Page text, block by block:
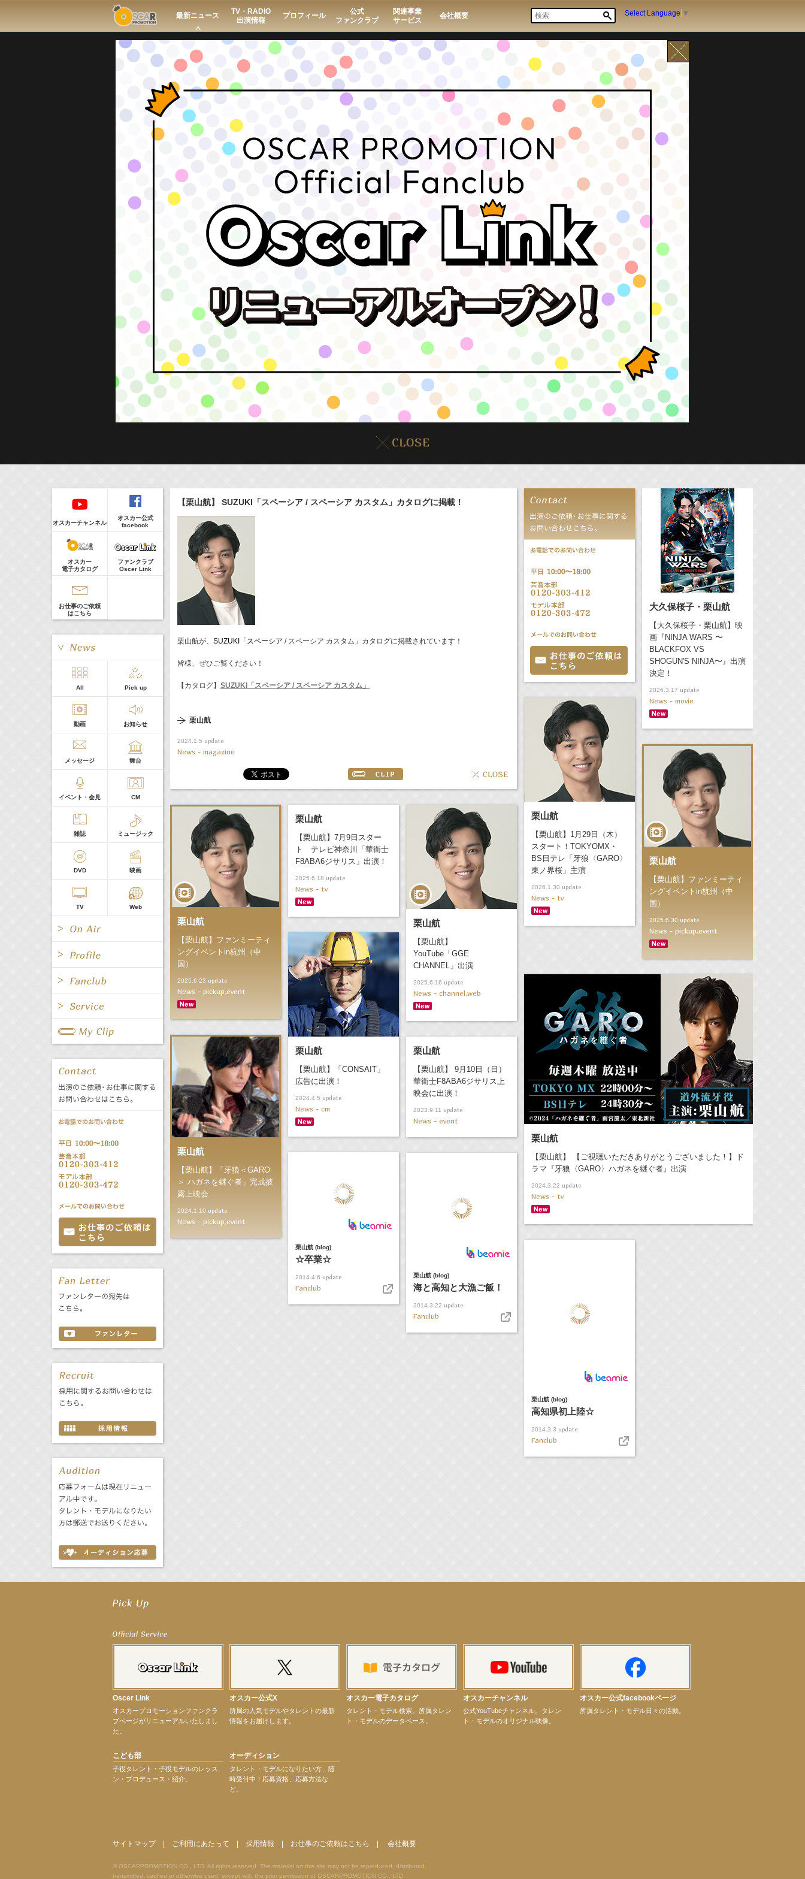
最新ニュース
TV・RADIO
出演情報
プロフィール
公式
ファンクラブ
関連事業
サービス
会社概要 Select Language ▼
8/8(Sat)
イベント
販売情報
17:55-18:00(Radio
ラジオドラマ「一建設presents おうちのはなし」
一泊家族
河北麻友子
宮﨑香蓮
藤田ニコルのニコニチ
> More
【栗山航】 SUZUKI「スペーシア / スペーシア カスタム」カタログに掲載！
栗山航が、 SUZUKI「スペーシア / スペーシア カスタム」カタログに掲載されています！
皆様、ぜひご覧ください！
【カタログ】 SUZUKI「 スペーシア / スペーシア カスタム 」
栗山航
2024.1.5 update
News - magazine
大久保桜子・栗山航
【大久保桜子・栗山航】映
画『NINJA WARS 〜
BLACKFOX VS
SHOGUN'S NINJA〜』出演
決定！
2026.3.17 update
News - movie
栗山航
【栗山航】1月29日（木）
スタート！TOKYOMX・
BS日テレ「牙狼〈GARO〉
東ノ界桜」主演
2026.1.30 update
News - tv
栗山航
【栗山航】ファンミーティ
ングイベントin杭州（中
国）
2025.6.30 update
News - pickup,event
栗山航
【栗山航】ファンミーティ
ングイベントin杭州（中
国）
2025.6.23 update
News - pickup,event
栗山航
【栗山航】7月9日スター
ト テレビ神奈川「華衛士
F8ABA6ジサリス」出演！
2025.6.18 update
News - tv
栗山航
【栗山航】
YouTube「GGE
CHANNEL」出演
2025.6.16 update
News - channel,web
栗山航
【栗山航】「CONSAIT」
広告に出演！
2024.4.5 update
News - cm
栗山航
【栗山航】 【ご視聴いただきありがとうございました！】ド
ラマ『牙狼〈GARO〉ハガネを継ぐ者』出演
2024.3.22 update
News - tv
栗山航
【栗山航】「牙狼＜GARO
＞ ハガネを継ぐ者」完成披
露上映会
2024.1.10 update
News - pickup,event
栗山航
【栗山航】 9月10日（日）
華衛士F8ABA6ジサリス上
映会に出演！
2023.9.11 update
News - event
栗山航 (blog)
☆卒業☆
2014.4.6 update
Fanclub
栗山航 (blog)
海と高知と大漁ご飯！
2014.3.22 update
Fanclub
栗山航 (blog)
高知県初上陸☆
2014.3.3 update
Fanclub
オスカーチャンネル
オスカー公式
facebook
オスカー
電子カタログ
ファンクラブ
Oscer Link
お仕事のご依頼
はこちら
All Pick up
動画 お知らせ
メッセージ 舞台
イベント・会見 CM
雑誌 ミュージック
DVD 映画
TV Web
Radio
Radio
All 女優/タレント
グループ
キャスター/レポーター
バラエティ 声優
文化事業部 クリエイター
誕生日 8/8
あ か
さ
た
な
は
ま
や
ら
わ
All Fanclub Page
All 関連事業
公式サービス
【工藤綾乃】8月7日（金）スタート FOD SHORT『女優は毛穴まで嘘をつく』出演決定！
【笛木優子】8月13日（木）ドラマ『大空港〜GATE24〜』ゲスト出演決定！
【武井咲】ENFÖLD 2026 PF/FW archetypeに登場！
【elfin’】7thシングル『全世界』がFMたいはくでO.A.決定♪
【elfin’】8月16日（日）「全世界」発売記念イベント決定！
【昆虫ハンター牧田習】宝塚市立手塚治虫記念館トークショー＆宝塚文化芸術センター昆虫展示イベント
【昆虫ハンター牧田習】8月13日（木）プライムツリー赤池「ふれあい昆虫フェスティバル」トークショーゲスト出演！
【井頭愛海】『小さなお葬式』TV-CM出演！
【定本楓馬】WEB DIGVII 連載企画『東京23時』に登場！
【上戸彩】「サントリードリームマッチ2026」 始球式
【上戸彩】サントリー「−196」新CM出演！
【elfin’】【小倉舞子】8月9日（日）「MxM’s produce event vol.14」に出演決定！
【elfin’】【辻美優】8月28日（金）「辻美優(elfin’)グレイテスト・ショー」に出演決定！
Oscer Link
オスカープロモーションファンクラ
ブページがリニューアルいたしまし
た。
オスカー公式X
所属の人気モデルやタレントの最新
情報をお届けします。
オスカー電子カタログ
タレント・モデル検索。所属タレン
ト・モデルのデータベース。
オスカーチャンネル
公式YouTubeチャンネル。タレン
ト・モデルのオリジナル映像。
オスカー公式facebookページ
所属タレント・モデル日々の活動。
こども部
子役タレント・子役モデルのレッス
ン・プロデュース・紹介。
オーディション
タレント・モデルになりたい方、随
時受付中！応募資格、応募方法な
ど。
サイトマップ| ご利用にあたって 採用情報 お仕事のご依頼はこちら 会社概要
© OSCARPROMOTION CO., LTD. All rights reserved. The material on this site may not be reproduced, distributed,
transmitted, cached or otherwise used, except with the prior permission of OSCARPROMOTION CO., LTD.
Regular
Guest
CLIP